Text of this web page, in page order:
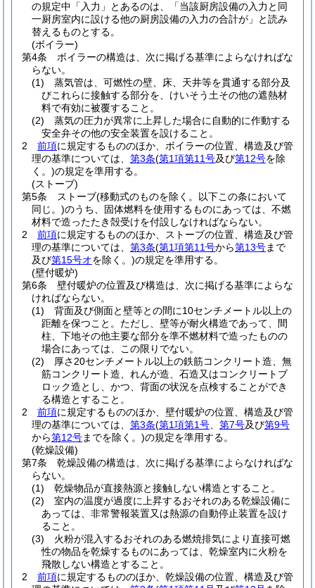
の規定中「入力」とあるのは、「当該厨房設備の入力と同
一厨房室内に設ける他の厨房設備の入力の合計が」と読み
替えるものとする。
(ボイラー)
第4条
ボイラーの構造は、次に掲げる基準によらなければな
らない。
(1)
蒸気管は、可燃性の壁、床、天井等を貫通する部分及
びこれらに接触する部分を、けいそう土その他の遮熱材
料で有効に被覆すること。
(2)
蒸気の圧力が異常に上昇した場合に自動的に作動する
安全弁その他の安全装置を設けること。
2
前項に規定するもののほか、ボイラーの位置、構造及び管
理の基準については、 第3条(第1項第11号及び第12号を除
く。)の規定を準用する。
(ストーブ)
第5条
ストーブ(移動式のものを除く。以下この条において
同じ。)のうち、固体燃料を使用するものにあっては、不燃
材料で造ったたき殻受けを付設しなければならない。
2
前項に規定するもののほか、ストーブの位置、構造及び管
理の基準については、 第3条(第1項第11号から第13号まで
及び第15号オを除く。)の規定を準用する。
(壁付暖炉)
第6条
壁付暖炉の位置及び構造は、次に掲げる基準によらな
ければならない。
(1)
背面及び側面と壁等との間に10センチメートル以上の
距離を保つこと。 ただし、壁等が耐火構造であって、間
柱、下地その他主要な部分を準不燃材料で造ったものの
場合にあっては、この限りでない。
(2)
厚さ20センチメートル以上の鉄筋コンクリート造、無
筋コンクリート造、れんが造、石造又はコンクリートブ
ロック造とし、かつ、背面の状況を点検することができ
る構造とすること。
2
前項に規定するもののほか、壁付暖炉の位置、構造及び管
理の基準については、 第3条(第1項第1号 第7号及び第9号
から第12号までを除く。)の規定を準用する。
(乾燥設備)
第7条
乾燥設備の構造は、次に掲げる基準によらなければな
らない。
(1)
乾燥物品が直接熱源と接触しない構造とすること。
(2)
室内の温度が過度に上昇するおそれのある乾燥設備に
あっては、非常警報装置又は熱源の自動停止装置を設け
ること。
(3)
火粉が混入するおそれのある燃焼排気により直接可燃
性の物品を乾燥するものにあっては、乾燥室内に火粉を
飛散しない構造とすること。
2
前項に規定するもののほか、乾燥設備の位置、構造及び管